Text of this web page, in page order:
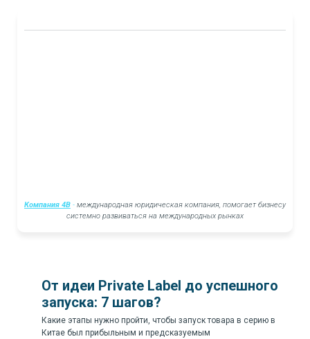
Компания 4B - международная юридическая компания, помогает бизнесу
системно развиваться на международных рынках
От идеи Private Label до успешного
запуска: 7 шагов?
Какие этапы нужно пройти, чтобы запуск товара в серию в
Китае был прибыльным и предсказуемым